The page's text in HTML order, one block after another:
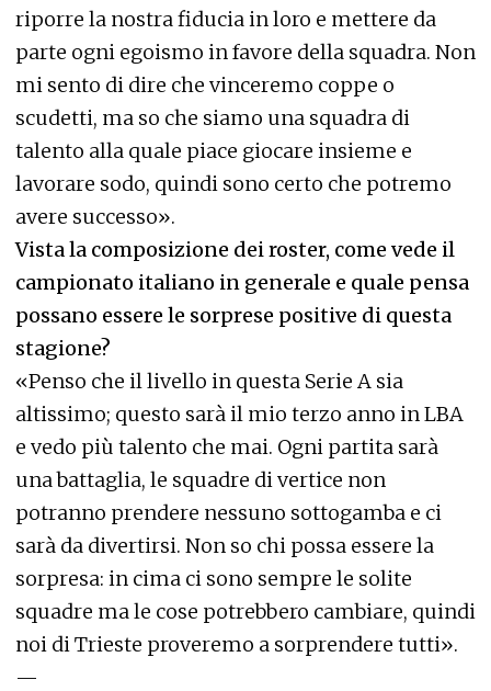
riporre la nostra fiducia in loro e mettere da
parte ogni egoismo in favore della squadra. Non
mi sento di dire che vinceremo coppe o
scudetti, ma so che siamo una squadra di
talento alla quale piace giocare insieme e
lavorare sodo, quindi sono certo che potremo
avere successo».
Vista la composizione dei roster, come vede il
campionato italiano in generale e quale pensa
possano essere le sorprese positive di questa
stagione?
«Penso che il livello in questa Serie A sia
altissimo; questo sarà il mio terzo anno in LBA
e vedo più talento che mai. Ogni partita sarà
una battaglia, le squadre di vertice non
potranno prendere nessuno sottogamba e ci
sarà da divertirsi. Non so chi possa essere la
sorpresa: in cima ci sono sempre le solite
squadre ma le cose potrebbero cambiare, quindi
noi di Trieste proveremo a sorprendere tutti».
—